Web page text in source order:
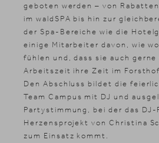
geboten werden – von
im waldSPA bis hin zur
der Spa-Bereiche wie die
einige Mitarbeiter davon, wie
fühlen und, dass sie auch
Arbeitszeit ihre Zeit im
Den Abschluss bildet die
Team Campus mit DJ und
Partystimmung, bei der das DJ-
Herzensprojekt von Christina
zum Einsatz kommt.